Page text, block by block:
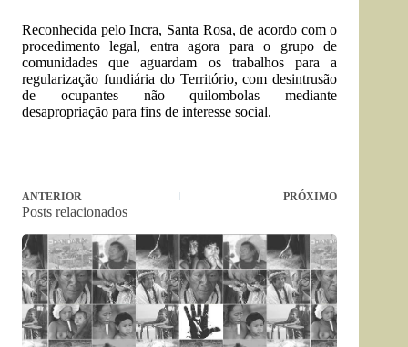
Reconhecida pelo Incra, Santa Rosa, de acordo com o
procedimento legal, entra agora para o grupo de
comunidades que aguardam os trabalhos para a
regularização fundiária do Território, com desintrusão
de ocupantes não quilombolas mediante
desapropriação para fins de interesse social.
ANTERIOR PRÓXIMO
Posts relacionados